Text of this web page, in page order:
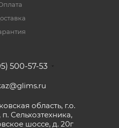
500-57-53
область, г.о.
Сельхозтехника,
шоссе, д. 20г